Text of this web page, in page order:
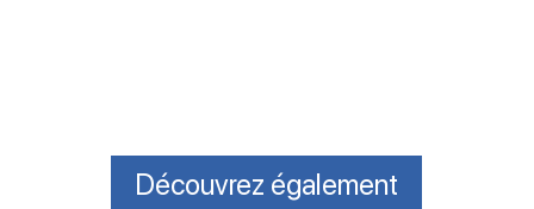
Découvrez également